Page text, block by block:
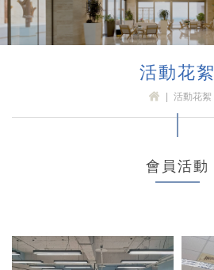
活動花絮
活動花絮
會員活動